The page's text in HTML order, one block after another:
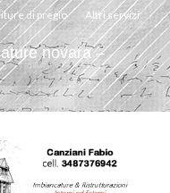
di pregio Altri servizi
novara –